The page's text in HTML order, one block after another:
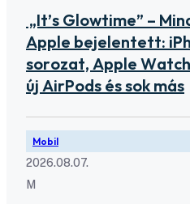
„It’s Glowtime” –
Apple bejelentett:
sorozat, Apple
új AirPods és sok más
Mobil
2026.08.07.
M